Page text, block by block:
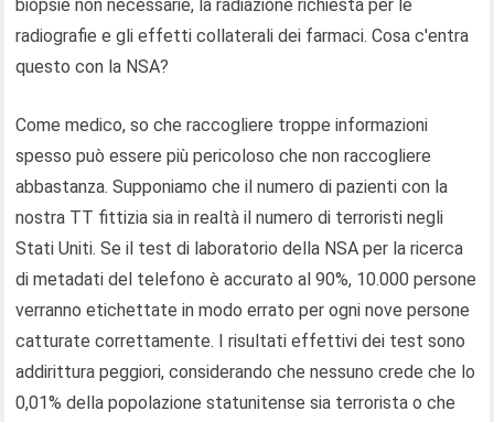
biopsie non necessarie, la radiazione richiesta per le
radiografie e gli effetti collaterali dei farmaci. Cosa c'entra
questo con la NSA?
Come medico, so che raccogliere troppe informazioni
spesso può essere più pericoloso che non raccogliere
abbastanza. Supponiamo che il numero di pazienti con la
nostra TT fittizia sia in realtà il numero di terroristi negli
Stati Uniti. Se il test di laboratorio della NSA per la ricerca
di metadati del telefono è accurato al 90%, 10.000 persone
verranno etichettate in modo errato per ogni nove persone
catturate correttamente. I risultati effettivi dei test sono
addirittura peggiori, considerando che nessuno crede che lo
0,01% della popolazione statunitense sia terrorista o che